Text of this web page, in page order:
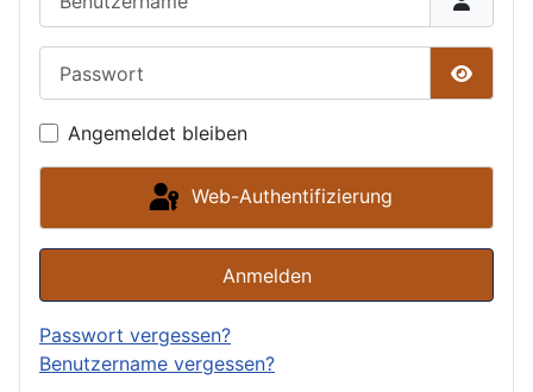
Angemeldet bleiben
Web-Authentifizierung
Anmelden
Passwort vergessen?
Benutzername vergessen?